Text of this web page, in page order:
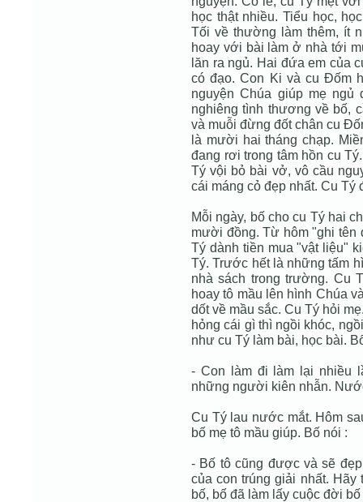
học thật nhiều. Tiểu học,
Tối về thường làm thêm, ít
hoay với bài làm ở nhà tới
lăn ra ngủ. Hai đứa em của
có đạo. Con Ki và cu Đốm
nguyện Chúa giúp mẹ
nghiêng tình thương về bố,
và muỗi đừng đốt chân cu
là mười hai tháng chạp.
đang rơi trong tâm hồn cu
Tý vội bỏ bài vở, vô cầu
cái máng cỏ đẹp nhất. Cu Tý
Mỗi ngày, bố cho cu Tý hai
mười đồng. Từ hôm "ghi tên
Tý dành tiền mua "vật liệu"
Tý. Trước hết là những tấm
nhà sách trong trường. Cu
hoay tô mầu lên hình Chúa
dốt về mầu sắc. Cu Tý hỏi
hỏng cái gì thì ngồi khóc,
như cu Tý làm bài, học bài.
- Con làm đi làm lại nhiều
những người kiên nhẫn.
Cu Tý lau nước mắt. Hôm
bố mẹ tô mầu giúp. Bố nói :
- Bố tô cũng được và sẽ
của con trúng giải nhất.
bố, bố đã làm lấy cuộc đời bố